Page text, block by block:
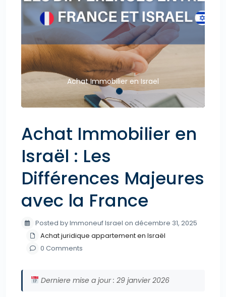
Achat Immobilier en Israel
Achat Immobilier en
Israël : Les
Différences Majeures
avec la France
Posted by Immoneuf Israel on décembre 31, 2025
Achat juridique appartement en Israël
0 Comments
Derniere mise a jour : 29 janvier 2026